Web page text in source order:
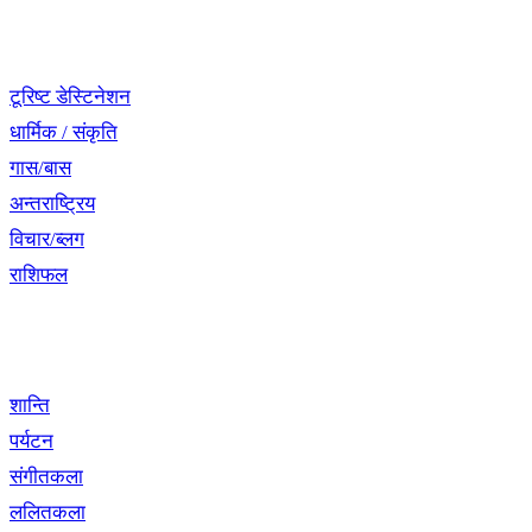
टूरिष्ट डेस्टिनेशन
धार्मिक / संकृति
गास/बास
अन्तराष्ट्रिय
विचार/ब्लग
राशिफल
शान्ति
पर्यटन
संगीतकला
ललितकला